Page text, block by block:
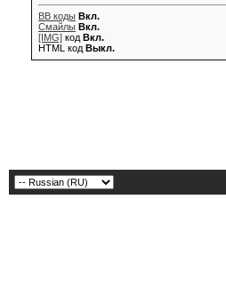
BB коды Вкл.
Смайлы Вкл.
[IMG] код Вкл.
HTML код Выкл.